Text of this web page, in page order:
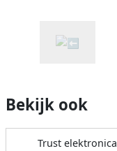
Bekijk ook
Trust elektronica